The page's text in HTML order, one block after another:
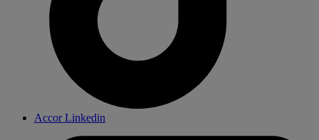
Accor Linkedin